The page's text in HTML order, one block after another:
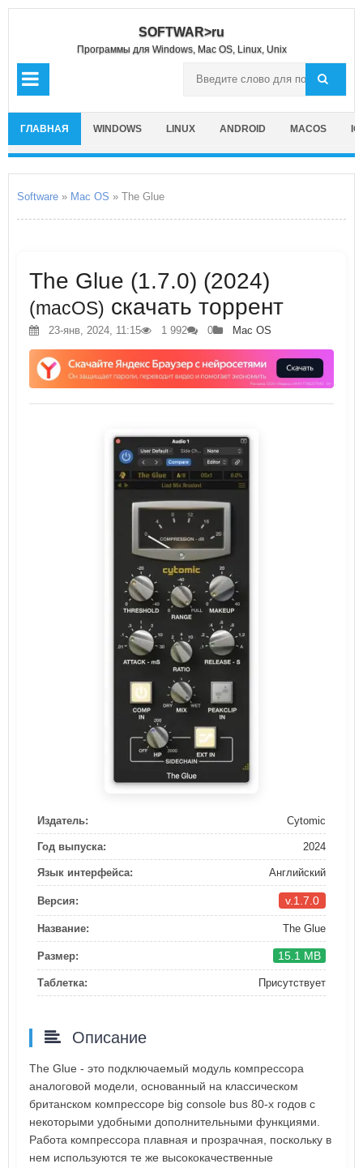
SOFTWAR>ru
Программы для Windows, Mac OS, Linux, Unix
ГЛАВНАЯ WINDOWS LINUX ANDROID MACOS
Software » Mac OS » The Glue
The Glue (1.7.0) (2024)
(macOS) скачать торрент
23-янв, 2024, 11:15 1 992 0 Mac OS
Издатель: Cytomic
Год выпуска: 2024
Язык интерфейса: Английский
Версия: v.1.7.0
Название: The Glue
Размер: 15.1 MB
Таблетка: Присутствует
Описание
The Glue - это подключаемый модуль компрессора
аналоговой модели, основанный на классическом
британском компрессоре big console bus 80-х годов с
некоторыми удобными дополнительными функциями.
Работа компрессора плавная и прозрачная, поскольку в
нем используются те же высококачественные